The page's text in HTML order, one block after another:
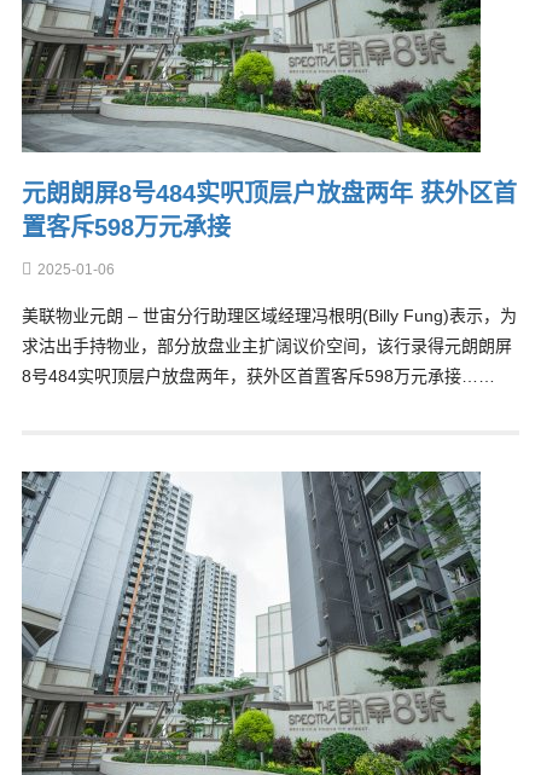
元朗朗屏8号484实呎顶层户放盘两年 获外区首
置客斥598万元承接
2025-01-06
美联物业元朗 – 世宙分行助理区域经理冯根明(Billy Fung)表示，为
求沽出手持物业，部分放盘业主扩阔议价空间，该行录得元朗朗屏
8号484实呎顶层户放盘两年，获外区首置客斥598万元承接……